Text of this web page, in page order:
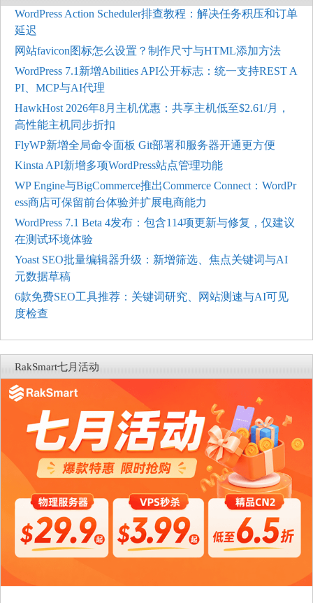
WordPress Action Scheduler排查教程：解决任务积压和订单
延迟
网站favicon图标怎么设置？制作尺寸与HTML添加方法
WordPress 7.1新增Abilities API公开标志：统一支持REST A
PI、MCP与AI代理
HawkHost 2026年8月主机优惠：共享主机低至$2.61/月，
高性能主机同步折扣
FlyWP新增全局命令面板 Git部署和服务器开通更方便
Kinsta API新增多项WordPress站点管理功能
WP Engine与BigCommerce推出Commerce Connect：WordPr
ess商店可保留前台体验并扩展电商能力
WordPress 7.1 Beta 4发布：包含114项更新与修复，仅建议
在测试环境体验
Yoast SEO批量编辑器升级：新增筛选、焦点关键词与AI
元数据草稿
6款免费SEO工具推荐：关键词研究、网站测速与AI可见
度检查
RakSmart七月活动